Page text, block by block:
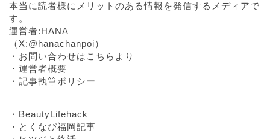
本当に読者様にメリットのある情報を発信するメディアで
す。
運営者:HANA
（ X:@hanachanpoi）
・ お問い合わせはこちらより
・ 運営者概要
・ 記事執筆ポリシー
・ BeautyLifehack
・ とくなび福岡記事